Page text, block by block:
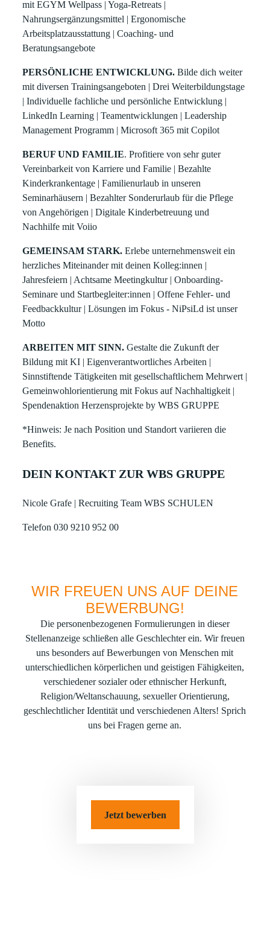
mit EGYM Wellpass | Yoga-Retreats |
Nahrungsergänzungsmittel | Ergonomische
Arbeitsplatzausstattung | Coaching- und
Beratungsangebote
PERSÖNLICHE ENTWICKLUNG. Bilde dich weiter
mit diversen Trainingsangeboten | Drei Weiterbildungstage
| Individuelle fachliche und persönliche Entwicklung |
LinkedIn Learning | Teamentwicklungen | Leadership
Management Programm | Microsoft 365 mit Copilot
BERUF UND FAMILIE. Profitiere von sehr guter
Vereinbarkeit von Karriere und Familie | Bezahlte
Kinderkrankentage | Familienurlaub in unseren
Seminarhäusern | Bezahlter Sonderurlaub für die Pflege
von Angehörigen | Digitale Kinderbetreuung und
Nachhilfe mit Voiio
GEMEINSAM STARK. Erlebe unternehmensweit ein
herzliches Miteinander mit deinen Kolleg:innen |
Jahresfeiern | Achtsame Meetingkultur | Onboarding-
Seminare und Startbegleiter:innen | Offene Fehler- und
Feedbackkultur | Lösungen im Fokus - NiPsiLd ist unser
Motto
ARBEITEN MIT SINN. Gestalte die Zukunft der
Bildung mit KI | Eigenverantwortliches Arbeiten |
Sinnstiftende Tätigkeiten mit gesellschaftlichem Mehrwert |
Gemeinwohlorientierung mit Fokus auf Nachhaltigkeit |
Spendenaktion Herzensprojekte by WBS GRUPPE
*Hinweis: Je nach Position und Standort variieren die
Benefits.
DEIN KONTAKT ZUR WBS GRUPPE
Nicole Grafe | Recruiting Team WBS SCHULEN
Telefon 030 9210 952 00
WIR FREUEN UNS AUF DEINE
BEWERBUNG!
Die personenbezogenen Formulierungen in dieser
Stellenanzeige schließen alle Geschlechter ein. Wir freuen
uns besonders auf Bewerbungen von Menschen mit
unterschiedlichen körperlichen und geistigen Fähigkeiten,
verschiedener sozialer oder ethnischer Herkunft,
Religion/Weltanschauung, sexueller Orientierung,
geschlechtlicher Identität und verschiedenen Alters! Sprich
uns bei Fragen gerne an.
Jetzt bewerben